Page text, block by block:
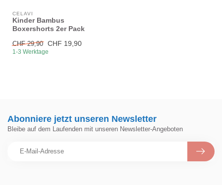
CELAVI
Kinder Bambus
Boxershorts 2er Pack
CHF 29,90 CHF 19,90
1-3 Werktage
Abonniere jetzt unseren Newsletter
Bleibe auf dem Laufenden mit unseren Newsletter-Angeboten